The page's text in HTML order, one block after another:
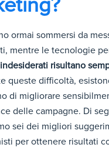
ormai sommersi da
mentre le tecnologie
risultano
queste difficoltà,
di migliorare
delle campagne. Di
sei dei migliori
per ottenere risultati